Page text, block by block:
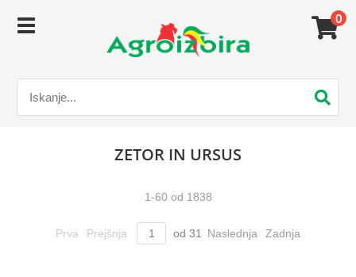
0
ZETOR IN URSUS
1-60 od 1838
Prva Prejšnja od 31 Naslednja Zadnja